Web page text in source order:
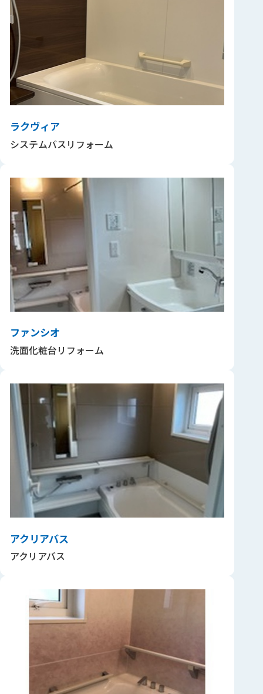
ラクヴィア
システムバスリフォーム
ファンシオ
洗面化粧台リフォーム
アクリアバス
アクリアバス